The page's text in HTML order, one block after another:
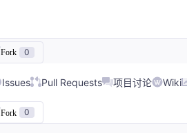
Fork 0
Issues Pull Requests 项目讨论 Wiki
Fork 0